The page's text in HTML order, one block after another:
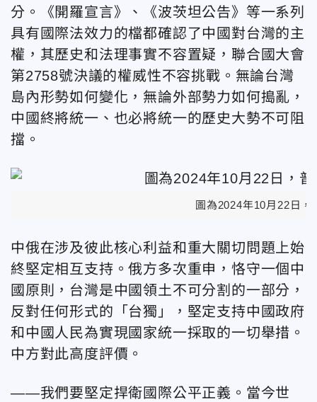
分。《開羅宣言》、《波茨坦公告》等一系列
具有國際法效力的檔都確認了中國對台灣的主
權，其歷史和法理事實不容置疑，聯合國大會
第2758號決議的權威性不容挑戰。無論台灣
島內形勢如何變化，無論外部勢力如何搗亂，
中國終將統一、也必將統一的歷史大勢不可阻
擋。
圖為2024年10月22日
中俄在涉及彼此核心利益和重大關切問題上始
終堅定相互支持。俄方多次重申，恪守一個中
國原則，台灣是中國領土不可分割的一部分，
反對任何形式的「台獨」，堅定支持中國政府
和中國人民為實現國家統一採取的一切舉措。
中方對此高度評價。
——我們要堅定捍衛國際公平正義。當今世